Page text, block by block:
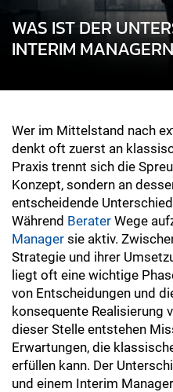
WAS IST DER
INTERIM
Wer im Mittelstand nach
denkt oft zuerst an
Praxis trennt sich die
Konzept, sondern an
entscheidende
Während Berater Wege
Manager sie aktiv.
Strategie und ihrer
liegt oft eine wichtige
von Entscheidungen und
konsequente Realisierung
dieser Stelle entstehen
Erwartungen, die
erfüllen kann. Der
und einem Interim